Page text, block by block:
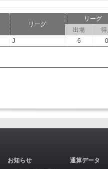
リーグ
リーグ
出場
得
J 6 0
お知らせ 通算データ